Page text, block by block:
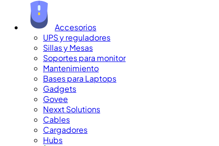
Accesorios
UPS y reguladores
Sillas y Mesas
Soportes para monitor
Mantenimiento
Bases para Laptops
Gadgets
Govee
Nexxt Solutions
Cables
Cargadores
Hubs